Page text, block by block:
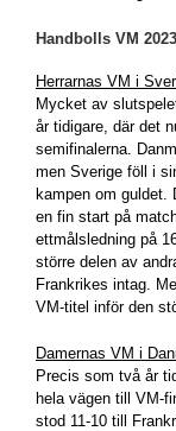
Handbolls VM 2023
Herrarnas VM i
Mycket av
år tidigare, där det
semifinalerna.
men Sverige föll i
kampen om guldet.
en fin start på
ettmålsledning på
större delen av
Frankrikes intag.
VM-titel inför den
Damernas VM i
Precis som två år
hela vägen till VM-
stod 11-10 till